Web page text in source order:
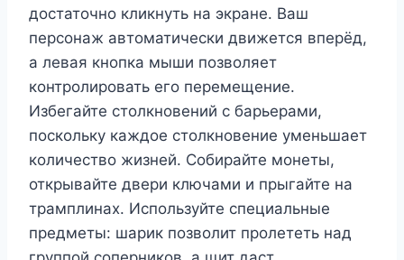
достаточно кликнуть на экране. Ваш
персонаж автоматически движется вперёд,
а левая кнопка мыши позволяет
контролировать его перемещение.
Избегайте столкновений с барьерами,
поскольку каждое столкновение уменьшает
количество жизней. Собирайте монеты,
открывайте двери ключами и прыгайте на
трамплинах. Используйте специальные
предметы: шарик позволит пролететь над